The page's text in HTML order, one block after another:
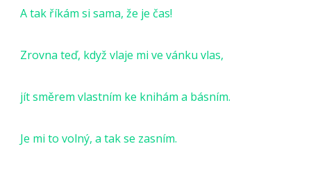
A tak říkám si sama, že je čas!
Zrovna teď, když vlaje mi ve vánku vlas,
jít směrem vlastním ke knihám a básním.
Je mi to volný, a tak se zasním.